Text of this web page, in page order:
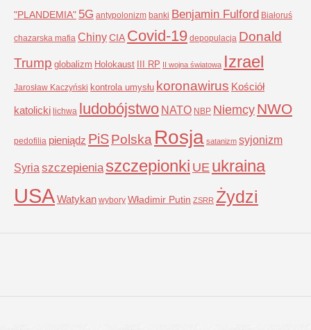
"PLANDEMIA" 5G antypolonizm banki Benjamin Fulford Białoruś
chazarska mafia ChinyCIA Covid-19 depopulacja Donald
Trump globalizm Holokaust III RP II wojna światowa Izrael
Jarosław Kaczyński kontrola umysłu koronawirus Kościół
katolicki lichwa ludobójstwo NATO NBP NiemcyNWO
pedofilia pieniądz PiSPolska Rosja satanizm syjonizm
Syria szczepienia szczepionki UE ukraina
USAWatykan wybory Władimir Putin ZSRR Żydzi